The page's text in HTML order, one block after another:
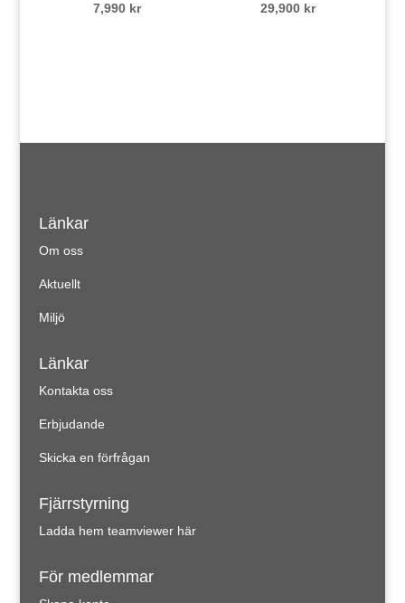
7,990 kr 29,900 kr
Länkar
Om oss
Aktuellt
Miljö
Länkar
Kontakta oss
Erbjudande
Skicka en förfrågan
Fjärrstyrning
Ladda hem teamviewer här
För medlemmar